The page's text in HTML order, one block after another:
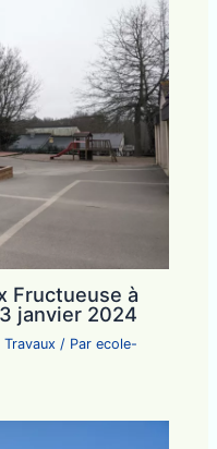
Fructueuse à
janvier 2024
Travaux / Parecole-